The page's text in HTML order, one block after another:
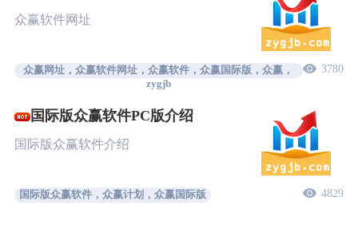
名》
众赢软件网址
众赢网址，众赢软件网址，众赢软件，众赢国际版，众赢，
zygjb
3780
国际版众赢软件PC版介绍
国际版众赢软件介绍
国际版众赢软件，众赢计划，众赢国际版 4829